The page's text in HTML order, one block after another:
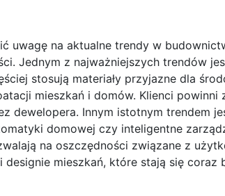
uwagę na aktualne trendy w
Jednym z najważniejszych trendów
stosują materiały przyjazne dla
mieszkań i domów. Klienci
dewelopera. Innym istotnym trendem
domowej czy inteligentne
na oszczędności związane z
mieszkań, które stają się